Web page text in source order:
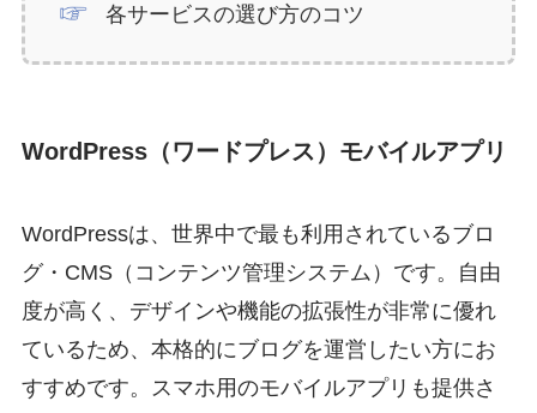
各サービスの選び方のコツ
WordPress（ワードプレス）モバイルアプリ
WordPressは、世界中で最も利用されているブロ
グ・CMS（コンテンツ管理システム）です。自由
度が高く、デザインや機能の拡張性が非常に優れ
ているため、本格的にブログを運営したい方にお
すすめです。スマホ用のモバイルアプリも提供さ